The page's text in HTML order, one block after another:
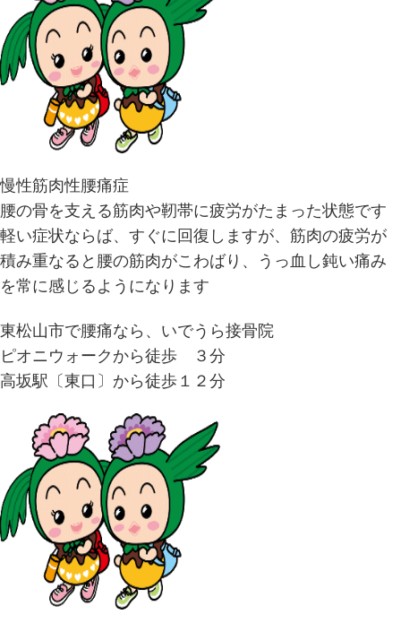
慢性筋肉性腰痛症
腰の骨を支える筋肉や靭帯に疲労がたまった状態です
軽い症状ならば、すぐに回復しますが、筋肉の疲労が
積み重なると腰の筋肉がこわばり、うっ血し鈍い痛み
を常に感じるようになります
東松山市で腰痛なら、いでうら接骨院
ピオニウォークから徒歩 ３分
高坂駅〔東口〕から徒歩１２分